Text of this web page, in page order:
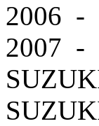
2006 -
2007 -